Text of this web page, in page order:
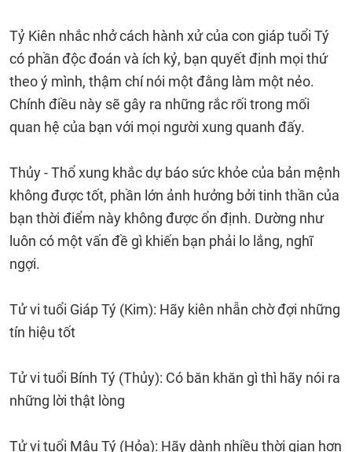
Tỷ Kiên nhắc nhở cách hành xử của con giáp tuổi Tý
có phần độc đoán và ích kỷ, bạn quyết định mọi thứ
theo ý mình, thậm chí nói một đằng làm một nẻo.
Chính điều này sẽ gây ra những rắc rối trong mối
quan hệ của bạn với mọi người xung quanh đấy.
Thủy - Thổ xung khắc dự báo sức khỏe của bản mệnh
không được tốt, phần lớn ảnh hưởng bởi tinh thần của
bạn thời điểm này không được ổn định. Dường như
luôn có một vấn đề gì khiến bạn phải lo lắng, nghĩ
ngợi.
Tử vi tuổi Giáp Tý (Kim): Hãy kiên nhẫn chờ đợi những
tín hiệu tốt
Tử vi tuổi Bính Tý (Thủy): Có băn khăn gì thì hãy nói ra
những lời thật lòng
Tử vi tuổi Mậu Tý (Hỏa): Hãy dành nhiều thời gian hơn